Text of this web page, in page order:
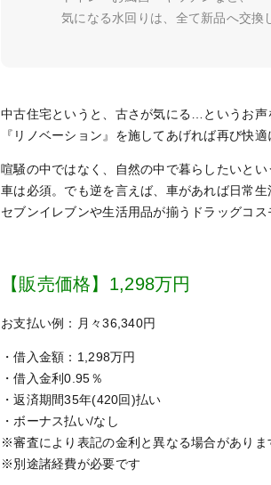
気になる水回りは、全て新品へ交換
中古住宅というと、古さが気にる…というお声
『リノベーション』を施してあげれば再び快
喧騒の中ではなく、自然の中で暮らしたいとい
車は必須。でも逆を言えば、車があれば日常生
セブンイレブンや生活用品が揃うドラッグコ
【販売価格】1,298万円
お支払い例：月々36,340円
・借入金額：1,298万円
・借入金利0.95％
・返済期間35年(420回)払い
・ボーナス払い/なし
※審査により表記の金利と異なる場合がありま
※別途諸経費が必要です